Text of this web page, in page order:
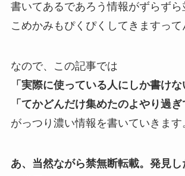
書いてあるであろう情報がずらずら
こめかみもぴくぴくしてきますっ
なので、この記事では
「実際に使っている人にしか書けな
「てかどんだけ集めたのよやり過ぎ
がっつり濃い情報を書いていきます
あ、当然ながら禁無断転載。発見し